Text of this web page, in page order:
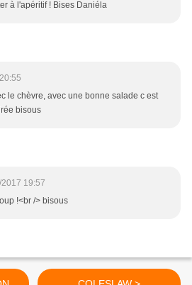
à l'apéritif ! Bises Daniéla
le chèvre, avec une bonne salade c est
bisous
19:57
!<br /> bisous